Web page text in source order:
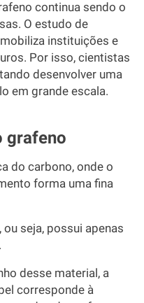
continua sendo o
O estudo de
instituições e
Por isso, cientistas
desenvolver uma
em grande escala.
grafeno
do carbono, onde o
forma uma fina
seja, possui apenas
desse material, a
corresponde à